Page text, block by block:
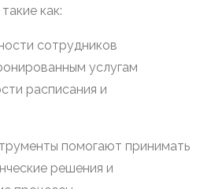
как:
сотрудников
услугам
расписания и
помогают принимать
решения и